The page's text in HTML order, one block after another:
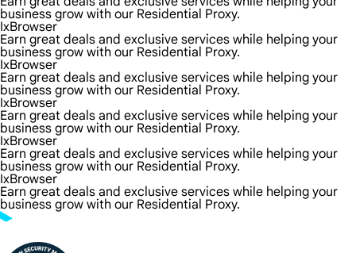
business grow with our Residential Proxy.
IxBrowser
Earn great deals and exclusive services while helping your
business grow with our Residential Proxy.
IxBrowser
Earn great deals and exclusive services while helping your
business grow with our Residential Proxy.
IxBrowser
Earn great deals and exclusive services while helping your
business grow with our Residential Proxy.
IxBrowser
Earn great deals and exclusive services while helping your
business grow with our Residential Proxy.
IxBrowser
Earn great deals and exclusive services while helping your
business grow with our Residential Proxy.